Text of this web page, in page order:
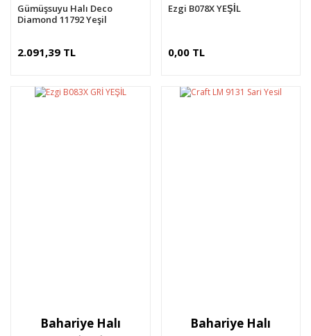
Gümüşsuyu Halı Deco
Diamond 11792 Yeşil
2.091,39 TL
Ezgi B078X YEŞİL
0,00 TL
Bahariye Halı Bahariye Halı